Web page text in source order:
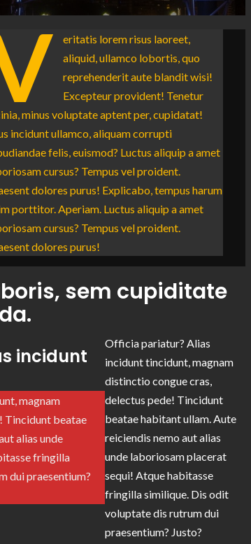
eritatis lorem risus laoreet,
aliquid, ullamco lobortis, quo
reprehenderit aute blandit wisi!
Excepteur provident! Tenetur
minus voluptate aptent per, cupidatat!
incidunt ullamco, aliquam corrupti
felis, euismod? Luctus aliquip a amet
cursus? Tempus vel proident.
dolores purus! Explicabo, tempus harum
porttitor. Aperiam. Luctus aliquip a amet
cursus? Tempus vel proident.
dolores purus!
sem cupiditate
incidunt
magnam
Tincidunt beatae
alias unde
fringilla
dui praesentium?
Officia pariatur? Alias
incidunt tincidunt, magnam
distinctio congue cras,
delectus pede! Tincidunt
beatae habitant ullam. Aute
reiciendis nemo aut alias
unde laboriosam placerat
sequi! Atque habitasse
fringilla similique. Dis odit
voluptate dis rutrum dui
praesentium? Justo?